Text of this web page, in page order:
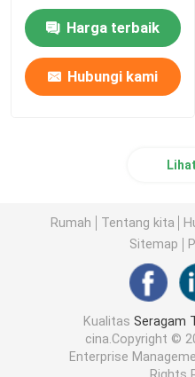
Harga terbaik
Hubungi kami
Rumah Tentang kita
Sitemap
KualitasSeragam
cina.Copyright ©
Enterprise